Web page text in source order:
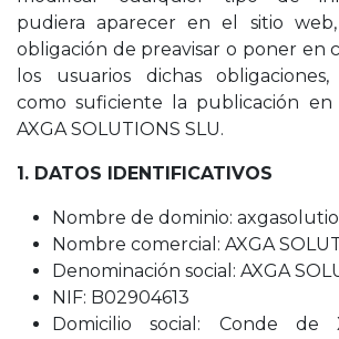
pudiera aparecer en el sitio
obligación de preavisar o poner en
los usuarios dichas
como suficiente la publicación
AXGA SOLUTIONS SLU.
1. DATOS IDENTIFICATIVOS
Nombre de dominio:
Nombre comercial: AXGA
Denominación social: AXGA
NIF: B02904613
Domicilio social: Conde de